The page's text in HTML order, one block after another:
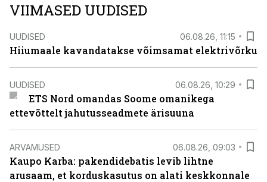
VIIMASED UUDISED
UUDISED 06.08.26, 11:15
Hiiumaale kavandatakse võimsamat elektrivõrku
UUDISED 06.08.26, 10:29
ETS Nord omandas Soome omanikega
ettevõttelt jahutusseadmete ärisuuna
ARVAMUSED 06.08.26, 09:03
Kaupo Karba: pakendidebatis levib lihtne
arusaam, et korduskasutus on alati keskkonnale